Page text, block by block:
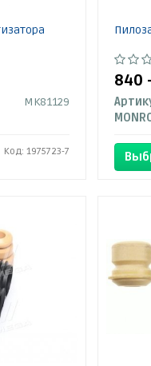
MK81129
Код: 1975723-7
840